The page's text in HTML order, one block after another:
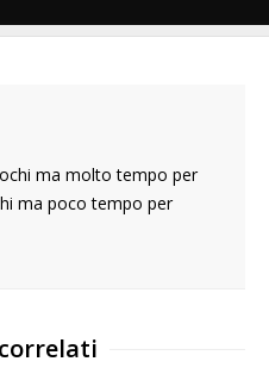
ma molto tempo per
ma poco tempo per